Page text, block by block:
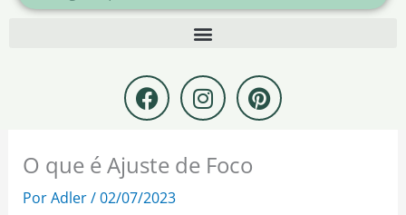
F
a
c
e
b
o
I
n
s
t
a
P
i
n
O que é Ajuste de Foco
PorAdler/02/07/2023